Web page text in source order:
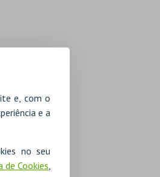
e, com o
e a
no seu
de Cookies,